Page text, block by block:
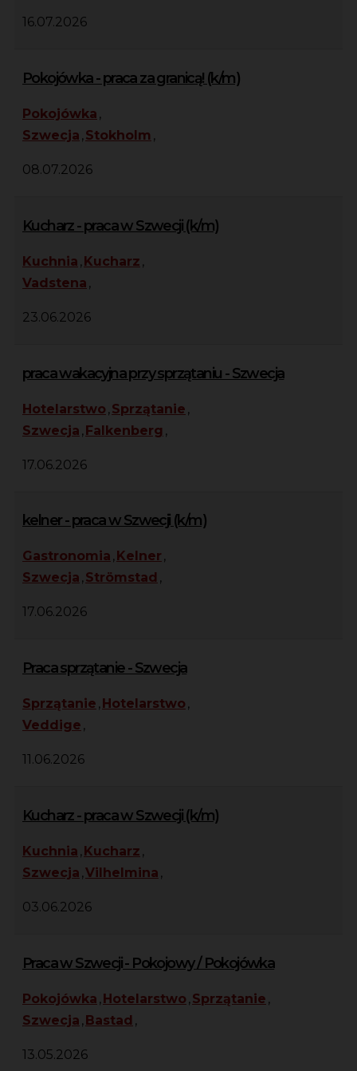
16.07.2026
Pokojówka - praca za granicą! (k/m)
Pokojówka ,
Szwecja , Stokholm ,
08.07.2026
Kucharz - praca w Szwecji (k/m)
Kuchnia , Kucharz ,
Vadstena ,
23.06.2026
praca wakacyjna przy sprzątaniu - Szwecja
Hotelarstwo , Sprzątanie ,
Szwecja , Falkenberg ,
17.06.2026
kelner - praca w Szwecji (k/m)
Gastronomia , Kelner ,
Szwecja ,Strömstad ,
17.06.2026
Praca sprzątanie - Szwecja
Sprzątanie , Hotelarstwo ,
Veddige ,
11.06.2026
Kucharz - praca w Szwecji (k/m)
Kuchnia , Kucharz ,
Szwecja ,Vilhelmina ,
03.06.2026
Praca w Szwecji - Pokojowy / Pokojówka
Pokojówka , Hotelarstwo ,Sprzątanie ,
Szwecja , Bastad ,
13.05.2026